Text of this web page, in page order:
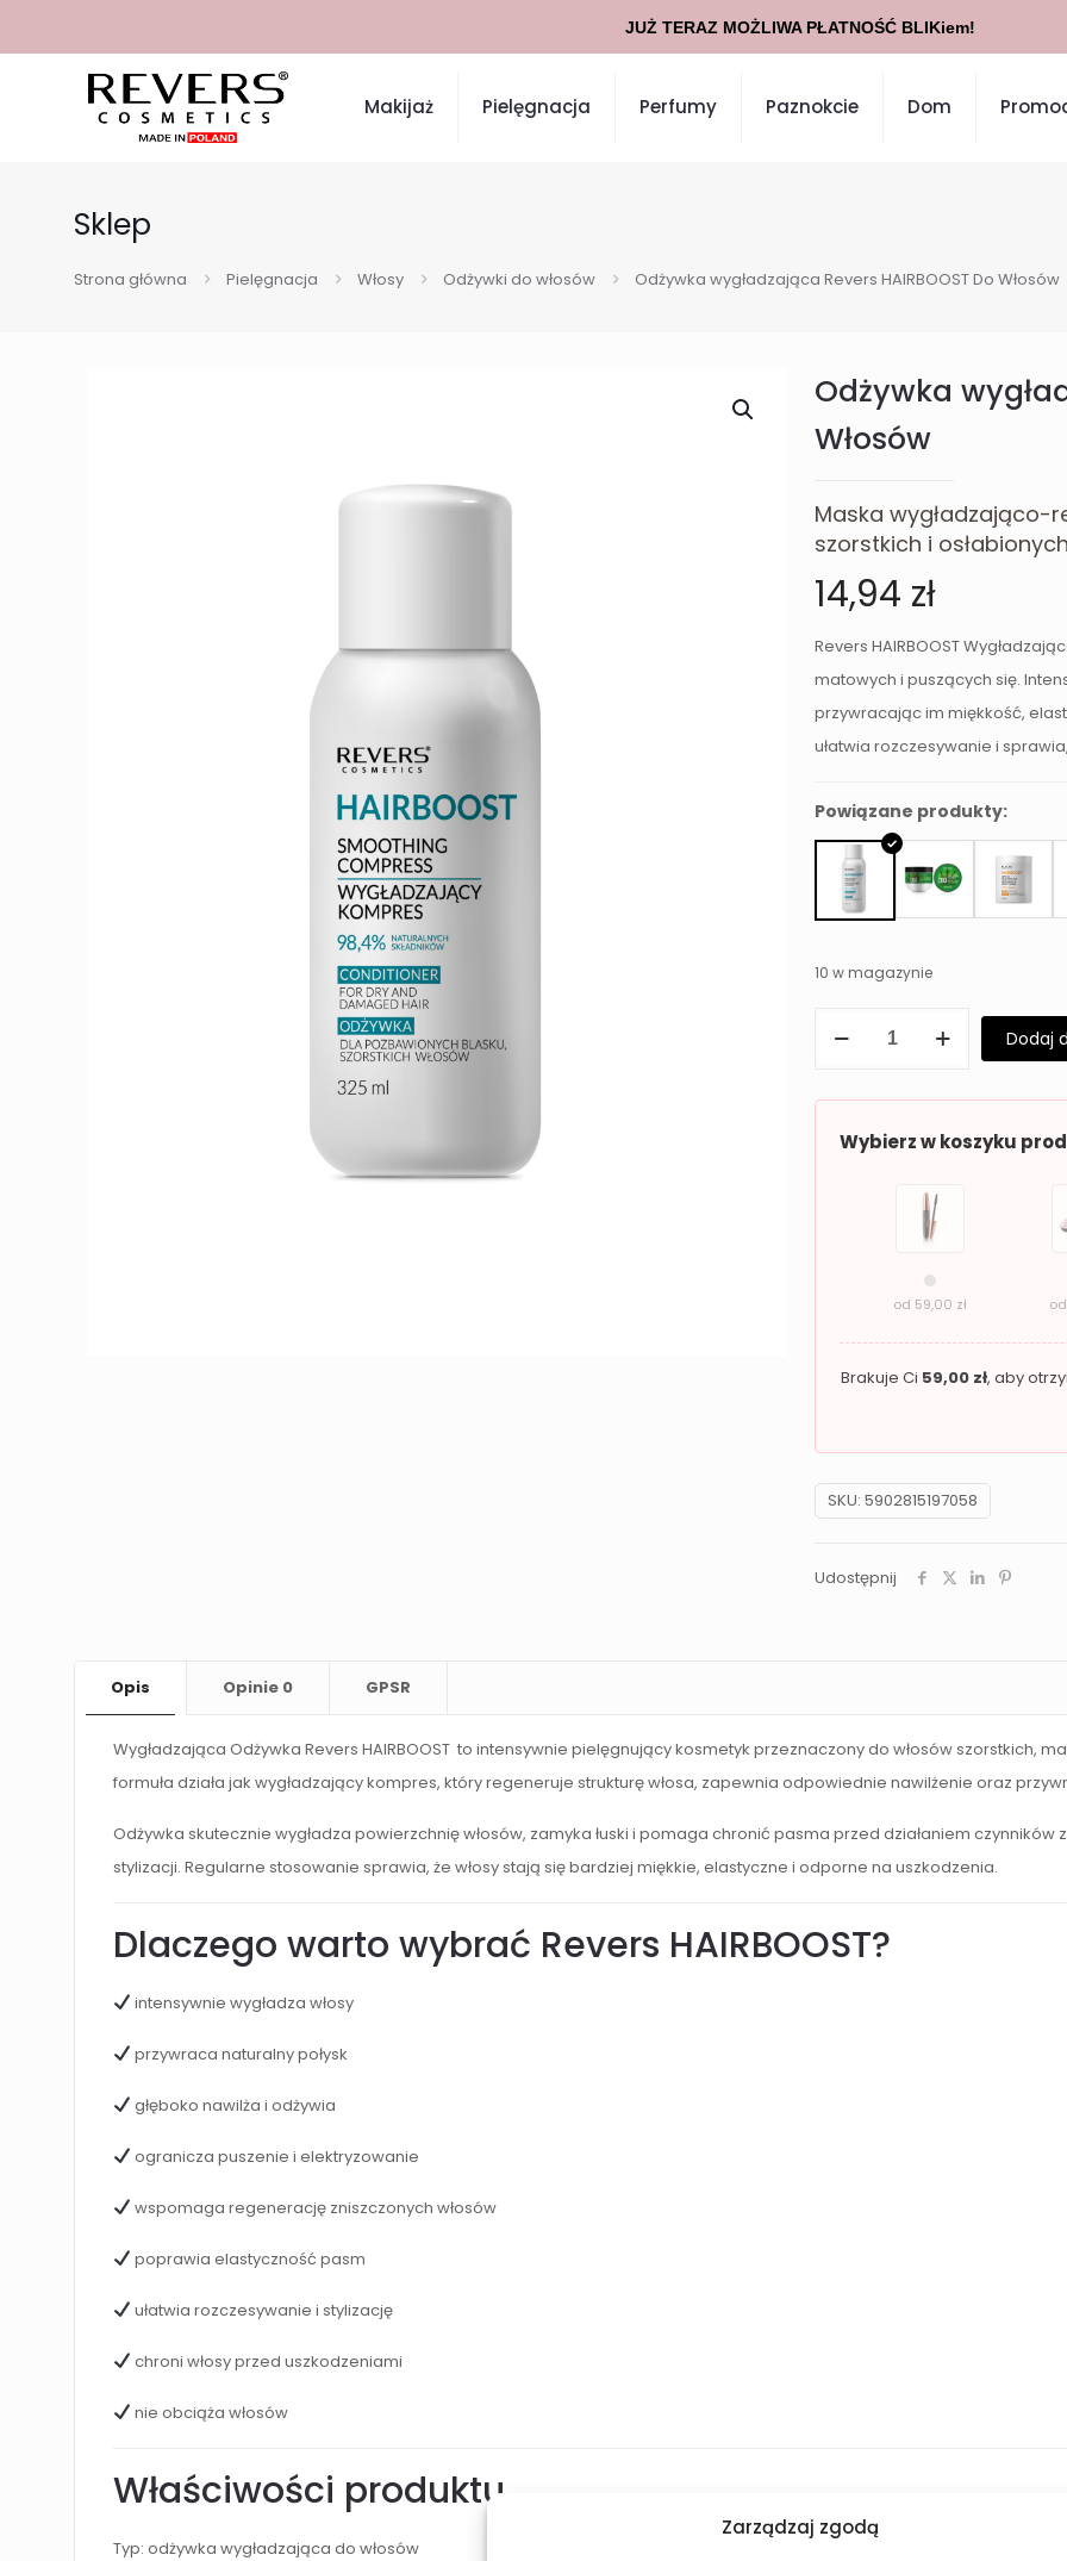
Zarządzaj zgodą
Makijaż Pielęgnacja Perfumy Paznokcie Dom
Sklep
Strona główna Pielęgnacja Włosy Odżywki do włosów Odżywka wygładzająca Revers HAIRBOOST Do Włosów
Odżywka
Włosów
Maska wygładzająco-
szorstkich i
14,94 zł
Revers HAIRBOOST
matowych i puszących się.
przywracając im miękkość,
ułatwia rozczesywanie i
Powiązane produkty:
10 w magazynie
HAIRBOOST
Dodaj
Wybierz w koszyku
od 59,00 zł
Brakuje Ci 59,00 zł, aby
SKU: 5902815197058
Udostępnij
Opis Opinie 0 GPSR
Wygładzająca Odżywka Revers HAIRBOOST to intensywnie pielęgnujący kosmetyk przeznaczony do włosów szorstkich,
formuła działa jak wygładzający kompres, który regeneruje strukturę włosa, zapewnia odpowiednie nawilżenie oraz
Odżywka skutecznie wygładza powierzchnię włosów, zamyka łuski i pomaga chronić pasma przed działaniem
stylizacji. Regularne stosowanie sprawia, że włosy stają się bardziej miękkie, elastyczne i odporne na uszkodzenia.
Dlaczego warto wybrać Revers HAIRBOOST?
intensywnie wygładza włosy
przywraca naturalny połysk
głęboko nawilża i odżywia
ogranicza puszenie i elektryzowanie
wspomaga regenerację zniszczonych włosów
poprawia elastyczność pasm
ułatwia rozczesywanie i stylizację
chroni włosy przed uszkodzeniami
nie obciąża włosów
Właściwości produktu
Typ: odżywka wygładzająca do włosów
JUŻ TERAZ MOŻLIWA PŁATNOŚĆ BLIKiem!